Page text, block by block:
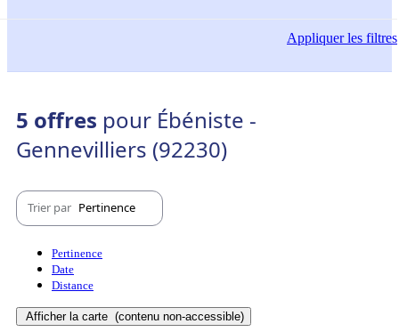
Appliquerles filtres
5 offres pour Ébéniste -
Gennevilliers (92230)
Trier par Pertinence
Pertinence
Date
Distance
Afficher la carte (contenu non-accessible)